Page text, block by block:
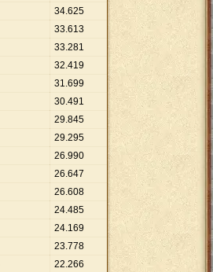
34.625
33.613
33.281
32.419
31.699
30.491
29.845
29.295
26.990
26.647
26.608
24.485
24.169
23.778
22.266